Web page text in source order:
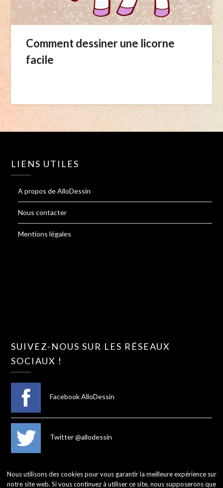
Comment dessiner une licorne
facile
LIENS UTILES
A propos de AlloDessin
Nous contacter
Mentions légales
SUIVEZ-NOUS SUR LES RÉSEAUX
SOCIAUX !
Facebook AlloDessin
Twitter @allodessin
Nous utilisons des cookies pour vous garantir la meilleure expérience sur
notre site web. Si vous continuez à utiliser ce site, nous supposerons que